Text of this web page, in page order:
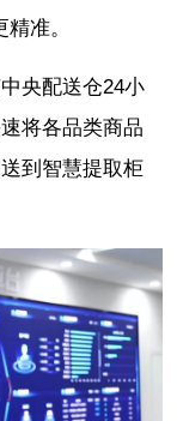
准。
央配送仓24小
将各品类商品
到智慧提取柜